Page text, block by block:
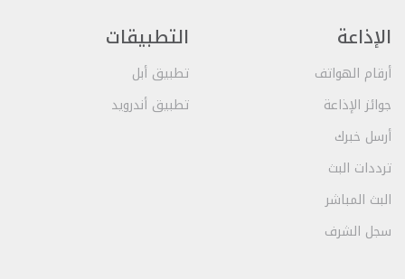
الإذاعة
أرقام الهواتف
جوائز الإذاعة
أرسل خبرك
ترددات البث
البث المباشر
سجل الشرف
التطبيقات
تطبيق أبل
تطبيق أندرويد